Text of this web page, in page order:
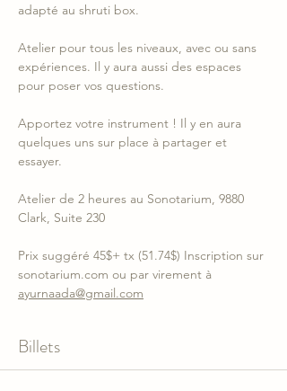
adapté au shruti box.
Atelier pour tous les niveaux, avec ou sans
expériences. Il y aura aussi des espaces
pour poser vos questions.
Apportez votre instrument ! Il y en aura
quelques uns sur place à partager et
essayer.
Atelier de 2 heures au Sonotarium, 9880
Clark, Suite 230
Prix suggéré 45$+ tx (51.74$) Inscription sur
sonotarium.com ou par virement à
ayurnaada@gmail.com
Billets